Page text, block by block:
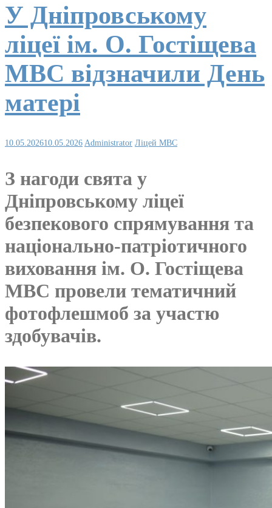
У Дніпровському
ліцеї ім. О. Гостіщева
МВС відзначили День
матері
10.05.202610.05.2026 Administrator Ліцей МВС
З нагоди свята у
Дніпровському ліцеї
безпекового спрямування та
національно-патріотичного
виховання ім. О. Гостіщева
МВС провели тематичний
фотофлешмоб за участю
здобувачів.